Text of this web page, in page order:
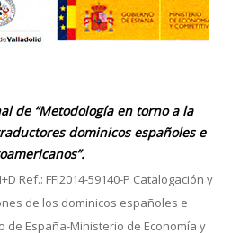
de “Metodología en torno a la
dominicos españoles e
Ref.: FFI2014-59140-P Catalogación y
de los dominicos españoles e
de España-Ministerio de Economía y